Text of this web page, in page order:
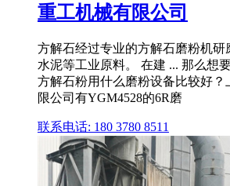
重工机械有限公司
方解石经过专业的方解石磨粉机研
水泥等工业原料。 在建 ... 那么想
方解石粉用什么磨粉设备比较好？
限公司有YGM4528的6R磨
联系电话: 180 3780 8511